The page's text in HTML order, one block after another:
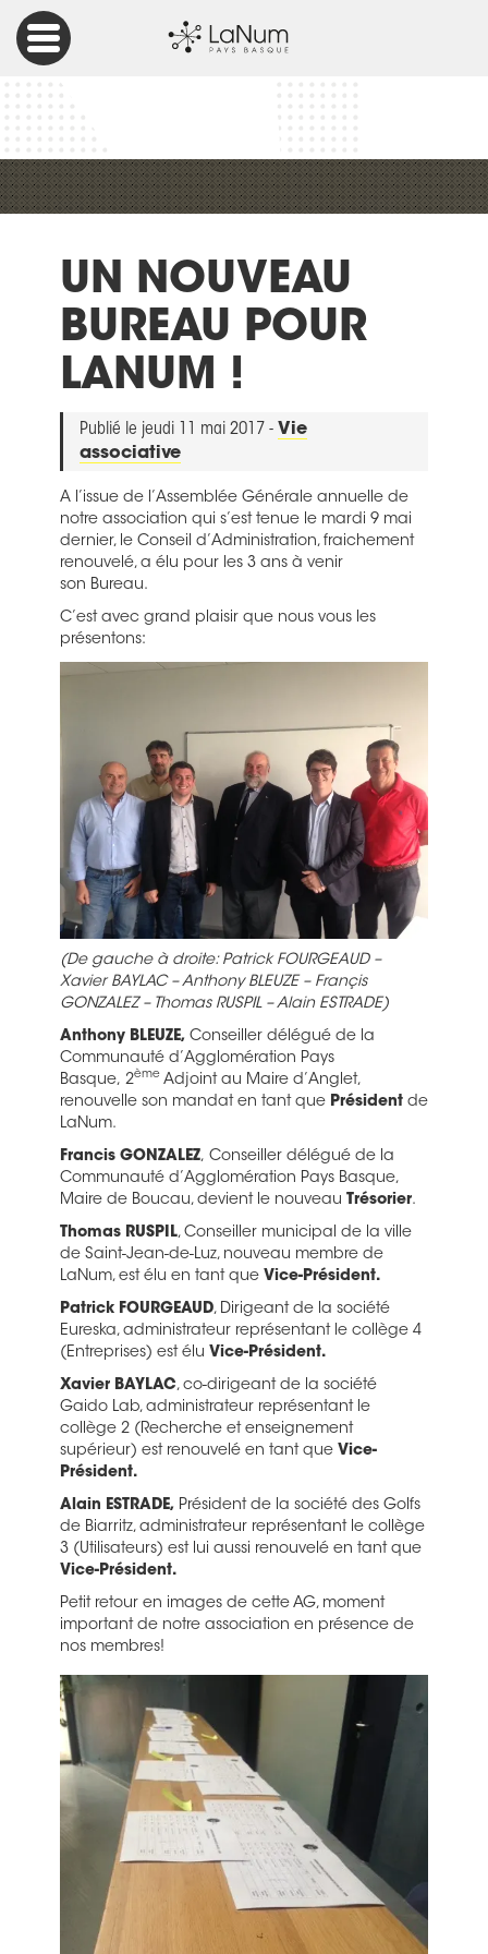
Accueil
Un nouveau Bureau pour LaNum !
UN NOUVEAU
BUREAU POUR
LANUM !
Publié le jeudi 11 mai 2017 - Vie
associative
A l’issue de l’Assemblée Générale annuelle de
notre association qui s’est tenue le mardi 9 mai
dernier, le Conseil d’Administration, fraichement
renouvelé, a élu pour les 3 ans à venir
son Bureau.
C’est avec grand plaisir que nous vous les
présentons:
(De gauche à droite: Patrick FOURGEAUD –
Xavier BAYLAC – Anthony BLEUZE – Françis
GONZALEZ – Thomas RUSPIL – Alain ESTRADE)
Anthony BLEUZE, Conseiller délégué de la
Communauté d’Agglomération Pays
Basque, 2ème Adjoint au Maire d’Anglet,
renouvelle son mandat en tant que Président de
LaNum.
Francis GONZALEZ, Conseiller délégué de la
Communauté d’Agglomération Pays Basque,
Maire de Boucau, devient le nouveau Trésorier.
Thomas RUSPIL, Conseiller municipal de la ville
de Saint-Jean-de-Luz, nouveau membre de
LaNum, est élu en tant que Vice-Président.
Patrick FOURGEAUD, Dirigeant de la société
Eureska, administrateur représentant le collège 4
(Entreprises) est élu Vice-Président.
Xavier BAYLAC, co-dirigeant de la société
Gaido Lab, administrateur représentant le
collège 2 (Recherche et enseignement
supérieur) est renouvelé en tant que Vice-
Président.
Alain ESTRADE, Président de la société des Golfs
de Biarritz, administrateur représentant le collège
3 (Utilisateurs) est lui aussi renouvelé en tant que
Vice-Président.
Petit retour en images de cette AG, moment
important de notre association en présence de
nos membres!